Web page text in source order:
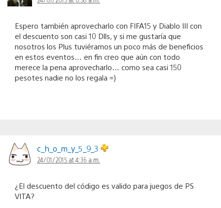
Espero también aprovecharlo con FIFA15 y Diablo III con
el descuento son casi 10 Dlls, y si me gustaría que
nosotros los Plus tuviéramos un poco más de beneficios
en estos eventos… en fin creo que aún con todo
merece la pena aprovecharlo… como sea casi 150
pesotes nadie no los regala =)
c_h_o_m_y_5_9_3
24/01/2015 at 4:36 a.m.
¿El descuento del código es valido para juegos de PS
VITA?